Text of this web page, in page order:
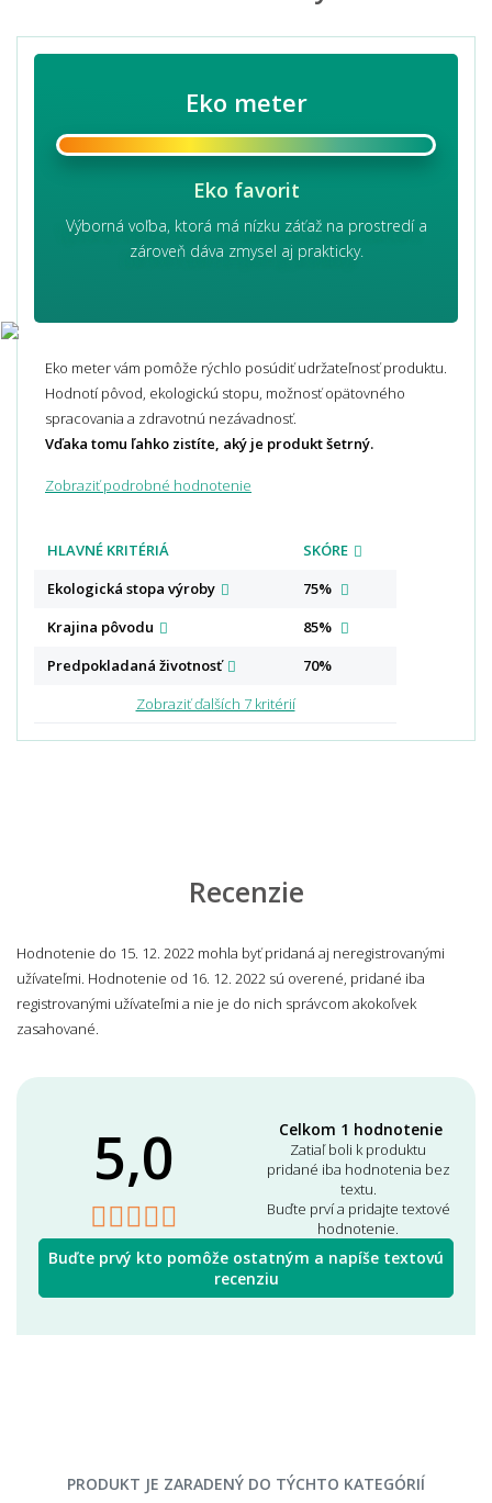
Eko meter
Eko favorit
Výborná voľba, ktorá má nízku záťaž na prostredí a
zároveň dáva zmysel aj prakticky.
Eko meter vám pomôže rýchlo posúdiť udržateľnosť produktu.
Hodnotí pôvod, ekologickú stopu, možnosť opätovného
spracovania a zdravotnú nezávadnosť.
Vďaka tomu ľahko zistíte, aký je produkt šetrný.
Zobraziť podrobné hodnotenie
HLAVNÉ KRITÉRIÁ
SKÓRE
Ekologická stopa výroby
75%
Krajina pôvodu
85%
Predpokladaná životnosť
70%
Zobraziť ďalších 7 kritérií
Recenzie
Hodnotenie do 15. 12. 2022 mohla byť pridaná aj neregistrovanými
užívateľmi. Hodnotenie od 16. 12. 2022 sú overené, pridané iba
registrovanými užívateľmi a nie je do nich správcom akokoľvek
zasahované.
5,0 Celkom 1 hodnotenie
Zatiaľ boli k produktu
pridané iba hodnotenia bez
textu.
Buďte prví a pridajte textové
hodnotenie.
Buďte prvý kto pomôže ostatným a napíše textovú
recenziu
PRODUKT JE ZARADENÝ DO TÝCHTO KATEGÓRIÍ